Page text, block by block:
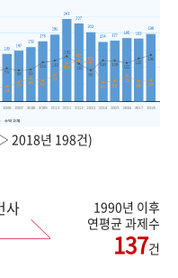
2018년 198건)
사
1990년 이후
연평균 과제수
137건